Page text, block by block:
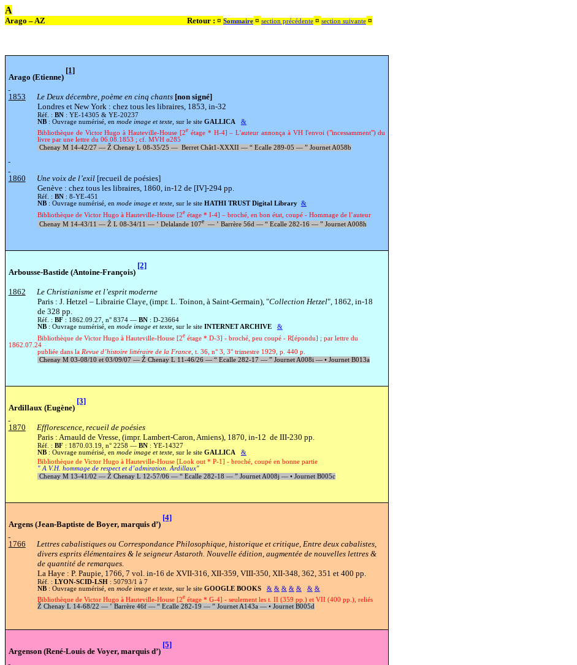
A
Arago – AZ Retour : ¤ Sommaire ¤ section précédente ¤ section suivante ¤
Arago (Etienne)
[1]
1853 Le Deux décembre, poème en cinq chants [non signé]
Londres et New York : chez tous les libraires, 1853, in-32
Réf. : BN: YE-14305 & YE-20237
NB: Ouvrage numérisé, en mode image et texte, sur le site GALLICA &
Bibliothèque de Victor Hugo à Hauteville-House [2e étage * H-4] – L'auteur annonça à VH l'envoi ("incessamment") du
livre par une lettre du 06.08.1853 ; cf. MVH α285
Chenay M 14-42/27 — Ž Chenay L 08-35/25 — Berret Chât1-XXXII — “ Ecalle 289-05 — ”Journet A058b
1860 Une voix de l’exil[recueil de poésies]
Genève : chez tous les libraires, 1860, in-12 de [IV]-294 pp.
Réf. : BN : 8-YE-451
NB: Ouvrage numérisé, en mode image et texte, sur le site HATHI TRUST Digital Library &
Bibliothèque de Victor Hugo à Hauteville-House [2eétage * I-4] – broché, en bon état, coupé - Hommage de l’auteur
Chenay M 14-43/11 — Ž L 08-34/11 — ‘ Delalande 107e— ’ Barrère 56d — “Ecalle 282-16 — ”Journet A008h
Arbousse-Bastide (Antoine-François)
[2]
1862
Le Christianisme et l’esprit moderne
Paris : J. Hetzel – Librairie Claye, (impr. L. Toinon, à Saint-Germain), "Collection Hetzel", 1862, in-18
de 328 pp.
Réf. : BF: 1862.09.27, n° 8374 — BN: D-23664
NB: Ouvrage numérisé, en mode image et texte, sur le site INTERNET ARCHIVE
&
Bibliothèque de Victor Hugo à Hauteville-House [2eétage * D-3] - broché, peu coupé - R[épondu] ; par lettre du
1862.07.24
publiée dans la Revue d’histoire littéraire de la France, t. 36, n° 3, 3° trimestre 1929, p. 440 p.
Chenay M 03-08/10 et 03/09/07 — Ž Chenay L 11-46/26 — “ Ecalle 282-17 — ”Journet A008i — •Journet B013a
Ardillaux (Eugène)
[3]
1870
Efflorescence, recueil de poésies
Paris : Arnauld de Vresse, (impr. Lambert-Caron, Amiens), 1870, in-12 de III-230 pp.
Réf. : BF: 1870.03.19, n° 2258 — BN: YE-14327
NB: Ouvrage numérisé, en mode image et texte, sur le site GALLICA
&
Bibliothèque de Victor Hugo à Hauteville-House [Look out * P-1] - broché, coupé en bonne partie
" A V.H. hommage de respect et d’admiration. Ardillaux"
Chenay M 13-41/02 — Ž Chenay L 12-57/06 — “Ecalle 282-18 — ”Journet A008j — •Journet B005c
Argens (Jean-Baptiste de Boyer, marquis d’)
[4]
1766
Lettres cabalistiques ou Correspondance Philosophique, historique et critique, Entre deux cabalistes,
divers esprits élémentaires & le seigneur Astaroth. Nouvelle édition, augmentée de nouvelles lettres &
de quantité de remarques.
La Haye : P. Paupie, 1766, 7 vol. in-16 de XVII-316, XII-359, VIII-350, XII-348, 362, 351 et 400 pp.
Réf. : LYON-SCID-LSH: 50793/1 à 7
NB: Ouvrage numérisé, en mode image et texte, sur le site GOOGLE BOOKS & & & & & & &
Bibliothèque de Victor Hugo à Hauteville-House [2eétage * G-4] - seulement les t. II (359 pp.) et VII (400 pp.), reliés
Ž Chenay L 14-68/22 — ’ Barrère 46f — “ Ecalle 282-19 — ”Journet A143a — •Journet B005d
Argenson (René-Louis de Voyer, marquis d’)
[5]